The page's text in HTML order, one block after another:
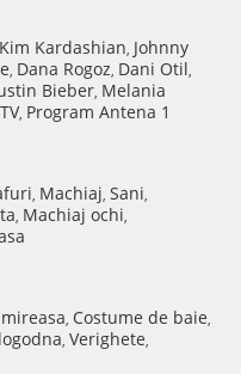
Kim Kardashian, Johnny
, Dana Rogoz, Dani Otil,
Bieber, Melania
, Program Antena 1
, Machiaj, Sani,
, Machiaj ochi,
, Costume de baie,
, Verighete,